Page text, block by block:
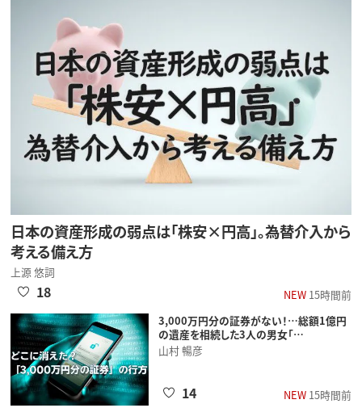
日本の資産形成の弱点は「株安×円高」。為替介入から
考える備え方
上源 悠詞
NEW15時間前
18
3,000万円分の証券がない！…総額1億円
の遺産を相続した3人の男女「…
山村 暢彦
NEW15時間前
14